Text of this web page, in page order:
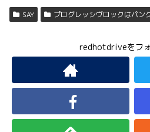
SAY プログレッシヴロックはパン
redhotdriveをフ